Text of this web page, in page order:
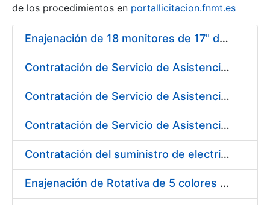
de los procedimientos en portallicitacion.fnmt.es
Enajenación de 18 monitores de 17" de distintos fabricantes
Contratación de Servicio de Asistencia Técnica Eléctrica en la Fábrica de Papel de Burgos durante el año 2017
Contratación de Servicio de Asistencia Técnica Mecánica en la Fábrica de Papel de Burgos durante el año 2017
Contratación de Servicio de Asistencia Técnica Obras Civiles en la Fábrica de Papel de Burgos durante el año 2017
Contratación del suministro de electricidad a los diferentes centros de trabajo de la FNMT-RCM
Enajenación de Rotativa de 5 colores Goebel Optiforma FRR-520